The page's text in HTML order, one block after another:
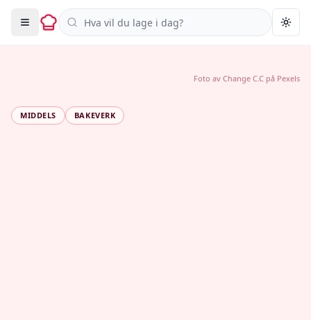
Søk i oppskrifter
MIDDELS BAKEVERK
Foto av Change C.C på Pexels